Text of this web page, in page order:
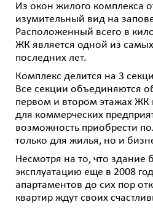
Из окон жилого комплекса
изумительный вид на
Расположенный всего в
ЖК является одной из
последних лет.
Комплекс делится на 3
Все секции объединяются
первом и втором этажах
для коммерческих
возможность приобрести
только для жилья, но и
Несмотря на то, что здание
эксплуатацию еще в 2008
апартаментов до сих пор
квартир ждут своих